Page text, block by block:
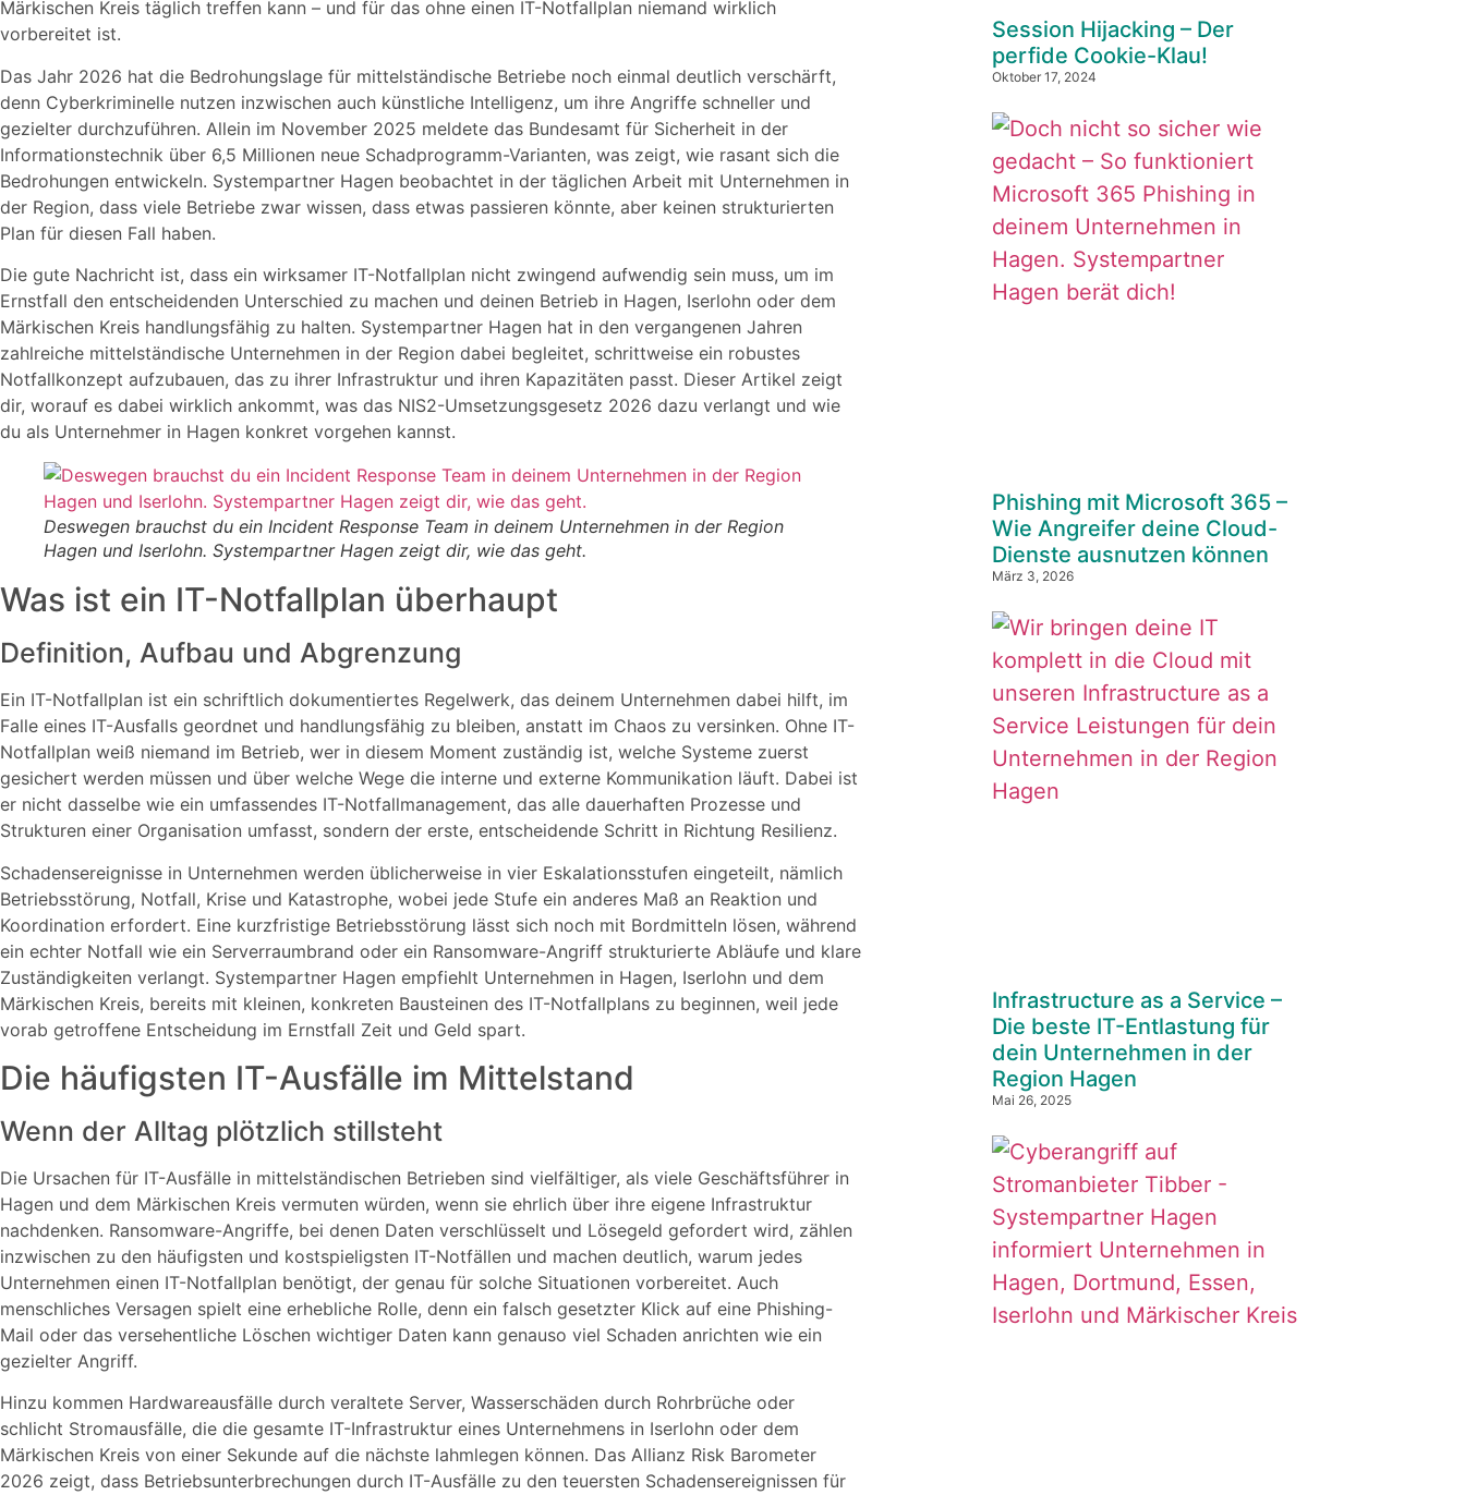
Märkischen Kreis täglich treffen kann – und für das ohne einen IT-Notfallplan niemand wirklich
vorbereitet ist.
Das Jahr 2026 hat die Bedrohungslage für mittelständische Betriebe noch einmal deutlich verschärft,
denn Cyberkriminelle nutzen inzwischen auch künstliche Intelligenz, um ihre Angriffe schneller und
gezielter durchzuführen. Allein im November 2025 meldete das Bundesamt für Sicherheit in der
Informationstechnik über 6,5 Millionen neue Schadprogramm-Varianten, was zeigt, wie rasant sich die
Bedrohungen entwickeln. Systempartner Hagen beobachtet in der täglichen Arbeit mit Unternehmen in
der Region, dass viele Betriebe zwar wissen, dass etwas passieren könnte, aber keinen strukturierten
Plan für diesen Fall haben.
Die gute Nachricht ist, dass ein wirksamer IT-Notfallplan nicht zwingend aufwendig sein muss, um im
Ernstfall den entscheidenden Unterschied zu machen und deinen Betrieb in Hagen, Iserlohn oder dem
Märkischen Kreis handlungsfähig zu halten. Systempartner Hagen hat in den vergangenen Jahren
zahlreiche mittelständische Unternehmen in der Region dabei begleitet, schrittweise ein robustes
Notfallkonzept aufzubauen, das zu ihrer Infrastruktur und ihren Kapazitäten passt. Dieser Artikel zeigt
dir, worauf es dabei wirklich ankommt, was das NIS2-Umsetzungsgesetz 2026 dazu verlangt und wie
du als Unternehmer in Hagen konkret vorgehen kannst.
Deswegen brauchst du ein Incident Response Team in deinem Unternehmen in der Region
Hagen und Iserlohn. Systempartner Hagen zeigt dir, wie das geht.
Was ist ein IT-Notfallplan überhaupt
Definition, Aufbau und Abgrenzung
Ein IT-Notfallplan ist ein schriftlich dokumentiertes Regelwerk, das deinem Unternehmen dabei hilft, im
Falle eines IT-Ausfalls geordnet und handlungsfähig zu bleiben, anstatt im Chaos zu versinken. Ohne IT-
Notfallplan weiß niemand im Betrieb, wer in diesem Moment zuständig ist, welche Systeme zuerst
gesichert werden müssen und über welche Wege die interne und externe Kommunikation läuft. Dabei ist
er nicht dasselbe wie ein umfassendes IT-Notfallmanagement, das alle dauerhaften Prozesse und
Strukturen einer Organisation umfasst, sondern der erste, entscheidende Schritt in Richtung Resilienz.
Schadensereignisse in Unternehmen werden üblicherweise in vier Eskalationsstufen eingeteilt, nämlich
Betriebsstörung, Notfall, Krise und Katastrophe, wobei jede Stufe ein anderes Maß an Reaktion und
Koordination erfordert. Eine kurzfristige Betriebsstörung lässt sich noch mit Bordmitteln lösen, während
ein echter Notfall wie ein Serverraumbrand oder ein Ransomware-Angriff strukturierte Abläufe und klare
Zuständigkeiten verlangt. Systempartner Hagen empfiehlt Unternehmen in Hagen, Iserlohn und dem
Märkischen Kreis, bereits mit kleinen, konkreten Bausteinen des IT-Notfallplans zu beginnen, weil jede
vorab getroffene Entscheidung im Ernstfall Zeit und Geld spart.
Die häufigsten IT-Ausfälle im Mittelstand
Wenn der Alltag plötzlich stillsteht
Die Ursachen für IT-Ausfälle in mittelständischen Betrieben sind vielfältiger, als viele Geschäftsführer in
Hagen und dem Märkischen Kreis vermuten würden, wenn sie ehrlich über ihre eigene Infrastruktur
nachdenken. Ransomware-Angriffe, bei denen Daten verschlüsselt und Lösegeld gefordert wird, zählen
inzwischen zu den häufigsten und kostspieligsten IT-Notfällen und machen deutlich, warum jedes
Unternehmen einen IT-Notfallplan benötigt, der genau für solche Situationen vorbereitet. Auch
menschliches Versagen spielt eine erhebliche Rolle, denn ein falsch gesetzter Klick auf eine Phishing-
Mail oder das versehentliche Löschen wichtiger Daten kann genauso viel Schaden anrichten wie ein
gezielter Angriff.
Hinzu kommen Hardwareausfälle durch veraltete Server, Wasserschäden durch Rohrbrüche oder
schlicht Stromausfälle, die die gesamte IT-Infrastruktur eines Unternehmens in Iserlohn oder dem
Märkischen Kreis von einer Sekunde auf die nächste lahmlegen können. Das Allianz Risk Barometer
2026 zeigt, dass Betriebsunterbrechungen durch IT-Ausfälle zu den teuersten Schadensereignissen für
Session Hijacking – Der
perfide Cookie-Klau!
Oktober 17, 2024
Phishing mit Microsoft 365 –
Wie Angreifer deine Cloud-
Dienste ausnutzen können
März 3, 2026
Infrastructure as a Service –
Die beste IT-Entlastung für
dein Unternehmen in der
Region Hagen
Mai 26, 2025